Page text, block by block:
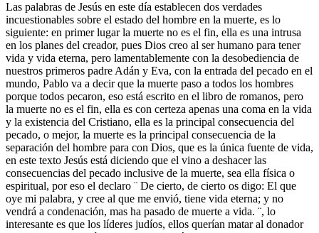
Las palabras de Jesús en este día establecen dos verdades
incuestionables sobre el estado del hombre en la muerte, es lo
siguiente: en primer lugar la muerte no es el fin, ella es una intrusa
en los planes del creador, pues Dios creo al ser humano para tener
vida y vida eterna, pero lamentablemente con la desobediencia de
nuestros primeros padre Adán y Eva, con la entrada del pecado en el
mundo, Pablo va a decir que la muerte paso a todos los hombres
porque todos pecaron, eso está escrito en el libro de romanos, pero
la muerte no es el fin, ella es con certeza apenas una coma en la vida
y la existencia del Cristiano, ella es la principal consecuencia del
pecado, o mejor, la muerte es la principal consecuencia de la
separación del hombre para con Dios, que es la única fuente de vida,
en este texto Jesús está diciendo que el vino a deshacer las
consecuencias del pecado inclusive de la muerte, sea ella física o
espiritual, por eso el declaro ¨ De cierto, de cierto os digo: El que
oye mi palabra, y cree al que me envió, tiene vida eterna; y no
vendrá a condenación, mas ha pasado de muerte a vida. ¨, lo
interesante es que los líderes judíos, ellos querían matar al donador